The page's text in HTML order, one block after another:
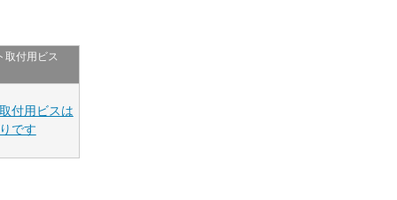
取付用ビス
付用ビスは
です